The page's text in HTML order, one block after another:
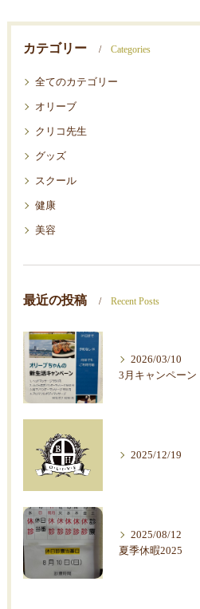
カテゴリー Categories
全てのカテゴリー
オリーブ
クリコ先生
グッズ
スクール
健康
美容
最近の投稿 Recent Posts
2026/03/10
3月キャンペーン
2025/12/19
2025/08/12
夏季休暇2025